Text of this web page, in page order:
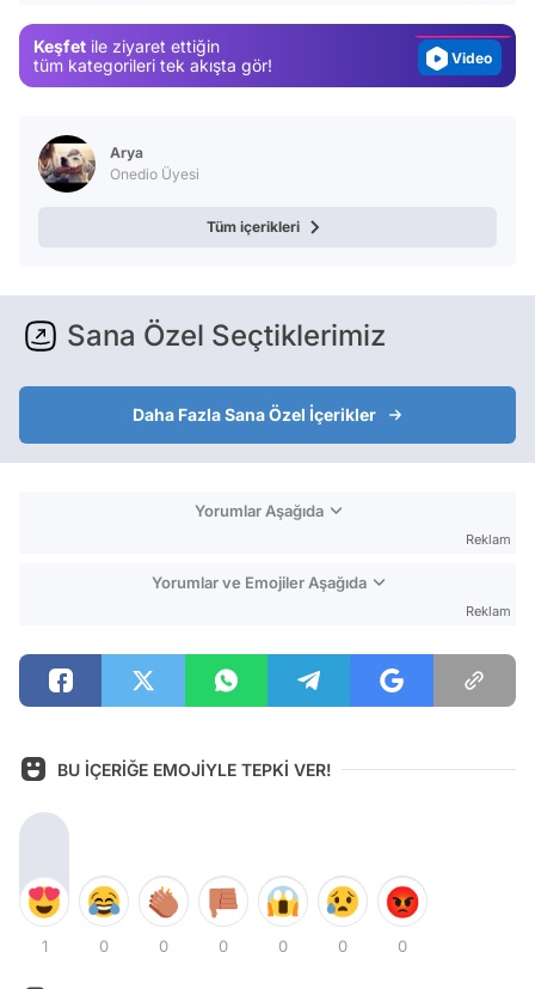
Keşfet ile ziyaret ettiğin
tüm kategorileri tek akışta gör!
Video
Arya
Onedio Üyesi
Tüm içerikleri
Sana Özel Seçtiklerimiz
Daha Fazla Sana Özel İçerikler
Yorumlar Aşağıda
Reklam
Yorumlar ve Emojiler Aşağıda
Reklam
BU İÇERİĞE EMOJİYLE TEPKİ VER!
1 0 0 0 0 0 0